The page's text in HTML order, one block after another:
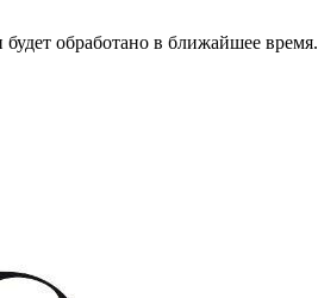
обработано в ближайшее время.